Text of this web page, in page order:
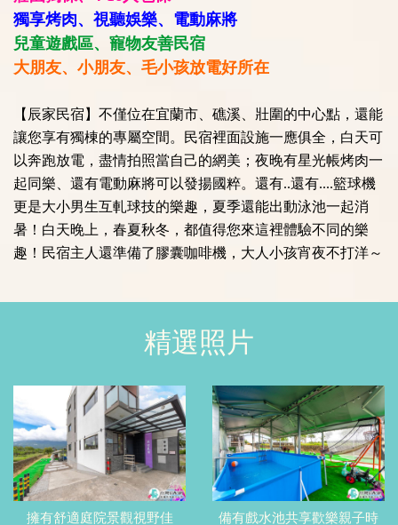
獨享烤肉、視聽娛樂、電動麻將
兒童遊戲區、寵物友善民宿
大朋友、小朋友、毛小孩放電好所在
【辰家民宿】不僅位在宜蘭市、礁溪、壯圍的中心點，還能
讓您享有獨棟的專屬空間。民宿裡面設施一應俱全，白天可
以奔跑放電，盡情拍照當自己的網美；夜晚有星光帳烤肉一
起同樂、還有電動麻將可以發揚國粹。還有..還有....籃球機
更是大小男生互軋球技的樂趣，夏季還能出動泳池一起消
暑！白天晚上，春夏秋冬，都值得您來這裡體驗不同的樂
趣！民宿主人還準備了膠囊咖啡機 ，大人小孩宵夜不打洋～
精選照片
擁有舒適庭院景觀視野佳
備有戲水池共享歡樂親子時